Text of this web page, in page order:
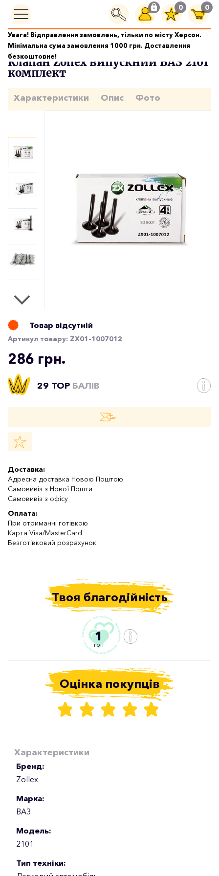
0 0
Увага! Відправлення замовлень, тільки по місту Херсон.
Мінімальна сума замовлення 1000 грн. Доставлення
безкоштовне!
Двигун Клапан Zollex випускний ВАЗ 2101 комплект
Клапан Zollex випускний ВАЗ 2101
комплект
Характеристики Опис Фото
Товар відсутній
Артикул товару: ZX01-1007012
286 грн.
29 TOP БАЛІВ
Доставка:
Адресна доставка Новою Поштою
Самовивіз з Нової Пошти
Самовивіз з офісу
Оплата:
При отриманні готівкою
Карта Visa/MasterCard
Безготівковий розрахунок
Твоя благодійність
1
грн
Оцінка покупців
Характеристики
Бренд:
Zollex
Марка:
ВАЗ
Модель:
2101
Тип техніки: